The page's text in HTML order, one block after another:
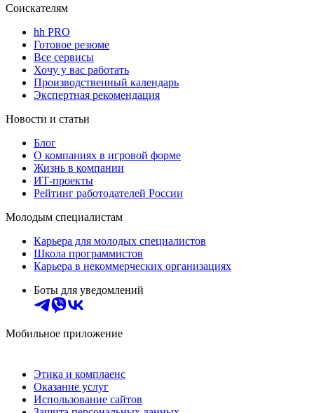
Соискателям
hh PRO
Готовое резюме
Все сервисы
Хочу у вас работать
Производственный календарь
Экспертная рекомендация
Новости и статьи
Блог
О компаниях в игровой форме
Жизнь в компании
ИТ-проекты
Рейтинг работодателей России
Молодым специалистам
Карьера для молодых специалистов
Школа программистов
Карьера в некоммерческих организациях
Боты для уведомлений
Мобильное приложение
Этика и комплаенс
Оказание услуг
Использование сайтов